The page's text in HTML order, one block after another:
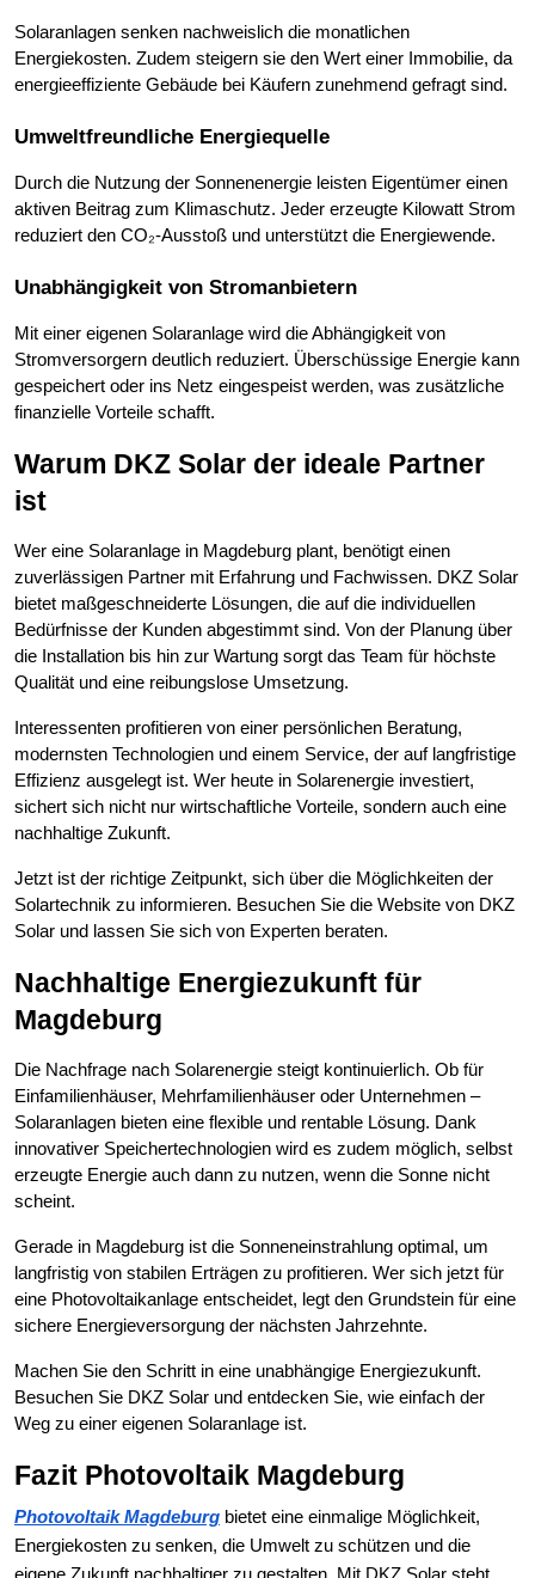
Solaranlagen senken nachweislich die monatlichen
Energiekosten. Zudem steigern sie den Wert einer Immobilie, da
energieeffiziente Gebäude bei Käufern zunehmend gefragt sind.
Umweltfreundliche Energiequelle
Durch die Nutzung der Sonnenenergie leisten Eigentümer einen
aktiven Beitrag zum Klimaschutz. Jeder erzeugte Kilowatt Strom
reduziert den CO₂-Ausstoß und unterstützt die Energiewende.
Unabhängigkeit von Stromanbietern
Mit einer eigenen Solaranlage wird die Abhängigkeit von
Stromversorgern deutlich reduziert. Überschüssige Energie kann
gespeichert oder ins Netz eingespeist werden, was zusätzliche
finanzielle Vorteile schafft.
Warum DKZ Solar der ideale Partner
ist
Wer eine Solaranlage in Magdeburg plant, benötigt einen
zuverlässigen Partner mit Erfahrung und Fachwissen. DKZ Solar
bietet maßgeschneiderte Lösungen, die auf die individuellen
Bedürfnisse der Kunden abgestimmt sind. Von der Planung über
die Installation bis hin zur Wartung sorgt das Team für höchste
Qualität und eine reibungslose Umsetzung.
Interessenten profitieren von einer persönlichen Beratung,
modernsten Technologien und einem Service, der auf langfristige
Effizienz ausgelegt ist. Wer heute in Solarenergie investiert,
sichert sich nicht nur wirtschaftliche Vorteile, sondern auch eine
nachhaltige Zukunft.
Jetzt ist der richtige Zeitpunkt, sich über die Möglichkeiten der
Solartechnik zu informieren. Besuchen Sie die Website von DKZ
Solar und lassen Sie sich von Experten beraten.
Nachhaltige Energiezukunft für
Magdeburg
Die Nachfrage nach Solarenergie steigt kontinuierlich. Ob für
Einfamilienhäuser, Mehrfamilienhäuser oder Unternehmen –
Solaranlagen bieten eine flexible und rentable Lösung. Dank
innovativer Speichertechnologien wird es zudem möglich, selbst
erzeugte Energie auch dann zu nutzen, wenn die Sonne nicht
scheint.
Gerade in Magdeburg ist die Sonneneinstrahlung optimal, um
langfristig von stabilen Erträgen zu profitieren. Wer sich jetzt für
eine Photovoltaikanlage entscheidet, legt den Grundstein für eine
sichere Energieversorgung der nächsten Jahrzehnte.
Machen Sie den Schritt in eine unabhängige Energiezukunft.
Besuchen Sie DKZ Solar und entdecken Sie, wie einfach der
Weg zu einer eigenen Solaranlage ist.
Fazit Photovoltaik Magdeburg
Photovoltaik Magdeburg bietet eine einmalige Möglichkeit,
Energiekosten zu senken, die Umwelt zu schützen und die